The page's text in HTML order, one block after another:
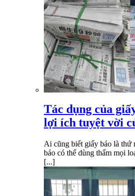
Tác dụng của
lợi ích tuyệt vời
Ai cũng biết giấy báo là thứ
báo có thể dùng thấm mọi
[...]